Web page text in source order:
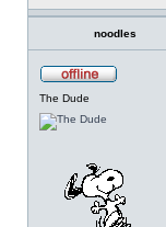
noodles
The Dude